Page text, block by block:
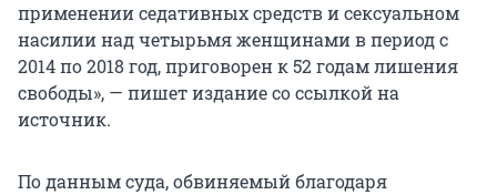
применении седативных средств и сексуальном
насилии над четырьмя женщинами в период с
2014 по 2018 год, приговорен к 52 годам лишения
свободы», — пишет издание со ссылкой на
источник.
По данным суда, обвиняемый благодаря